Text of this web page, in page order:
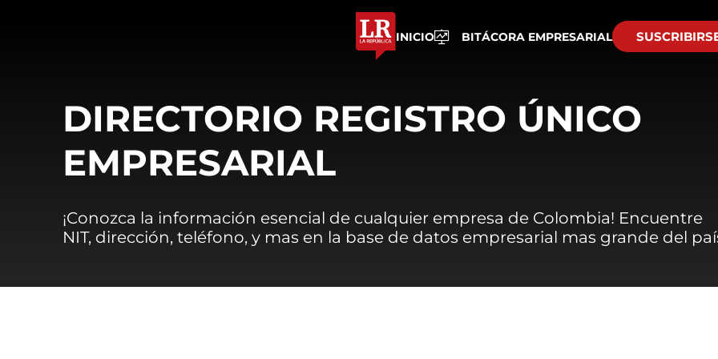
INICIO BITÁCORA EMPRESARIAL
DIRECTORIO REGISTRO ÚNICO
EMPRESARIAL
¡Conozca la información esencial de cualquier empresa de Colombia! Encuentre
NIT, dirección, teléfono, y mas en la base de datos empresarial mas grande del